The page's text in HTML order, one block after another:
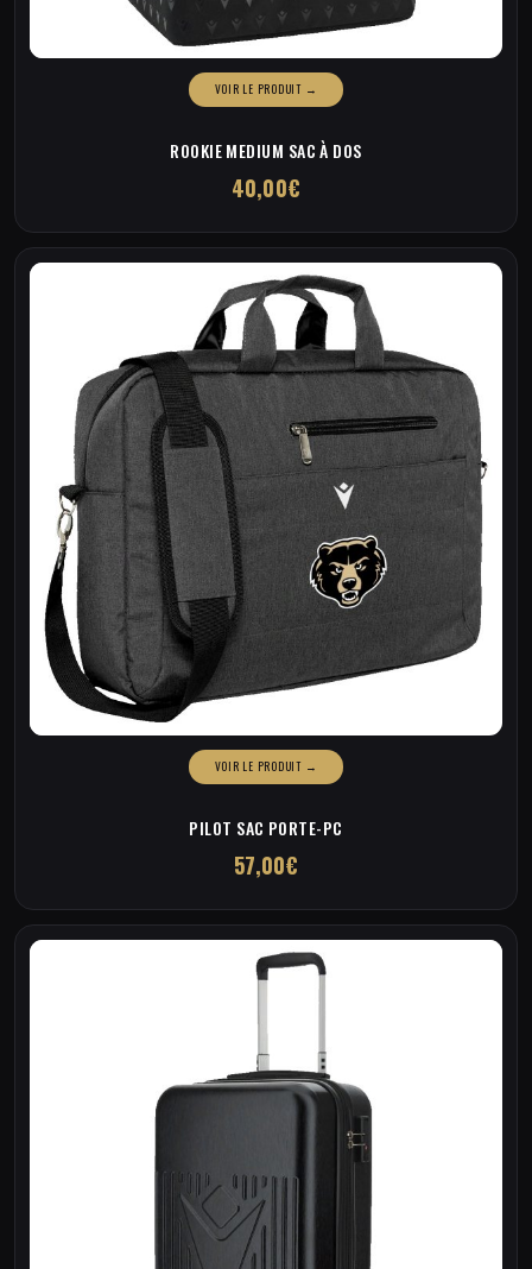
ROOKIE MEDIUM SAC À DOS
€
40,00
PILOT SAC PORTE-PC
€
57,00